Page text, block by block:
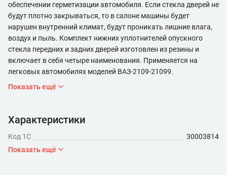
обеспечении герметизации автомобиля. Если стекла дверей не
будут плотно закрываться, то в салоне машины будет
нарушен внутренний климат, будут проникать лишние влага,
воздух и пыль. Комплект нижних уплотнителей опускного
стекла передних и задних дверей изготовлен из резины и
включает в себя четыре наименования. Применяется на
легковых автомобилях моделей ВАЗ-2109-21099.
Показать ещё
Характеристики
Код 1С
30003814
Показать ещё